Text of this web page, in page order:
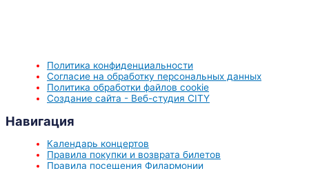
Политика конфиденциальности
Согласие на обработку персональных данных
Политика обработки файлов cookie
Создание сайта - Веб-студия CITY
Навигация
Календарь концертов
Правила покупки и возврата билетов
Правила посещения Филармонии